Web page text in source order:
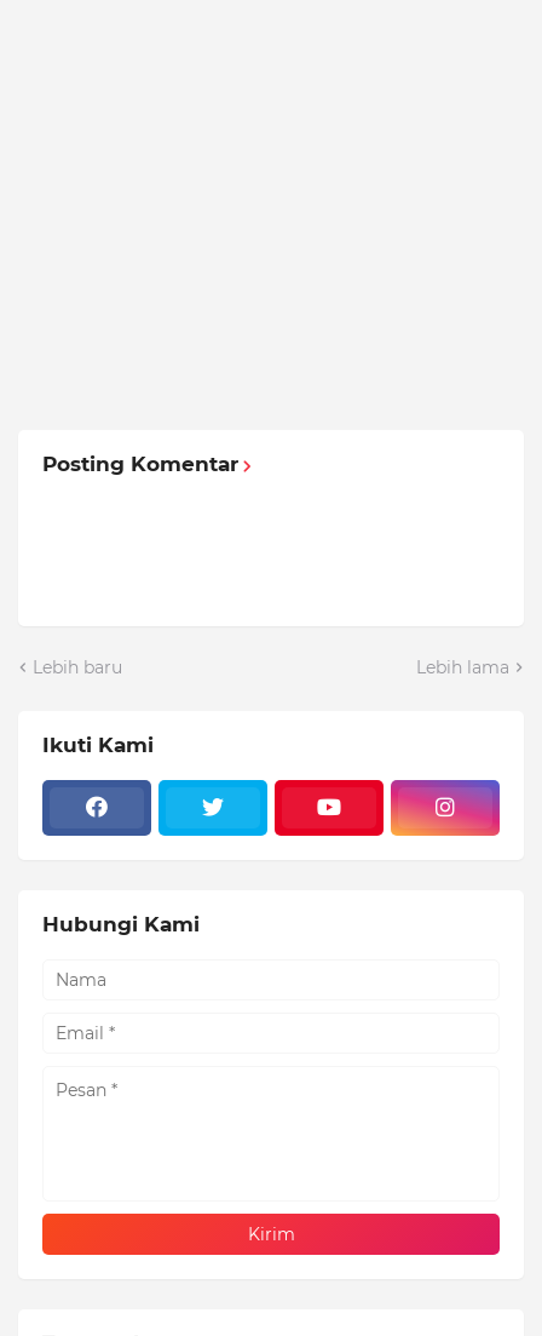
Posting Komentar
Lebih baru Lebih lama
Ikuti Kami
Hubungi Kami